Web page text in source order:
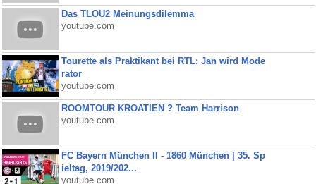
Das TLOU2 Meinungsdilemma
youtube.com
Tourette als Praktikant bei RTL: Jan wird Mode
rator
youtube.com
ROOMTOUR KROATIEN ? Team Harrison
youtube.com
FC Bayern München II - 1860 München | 35. Sp
ieltag, 2019/202...
youtube.com